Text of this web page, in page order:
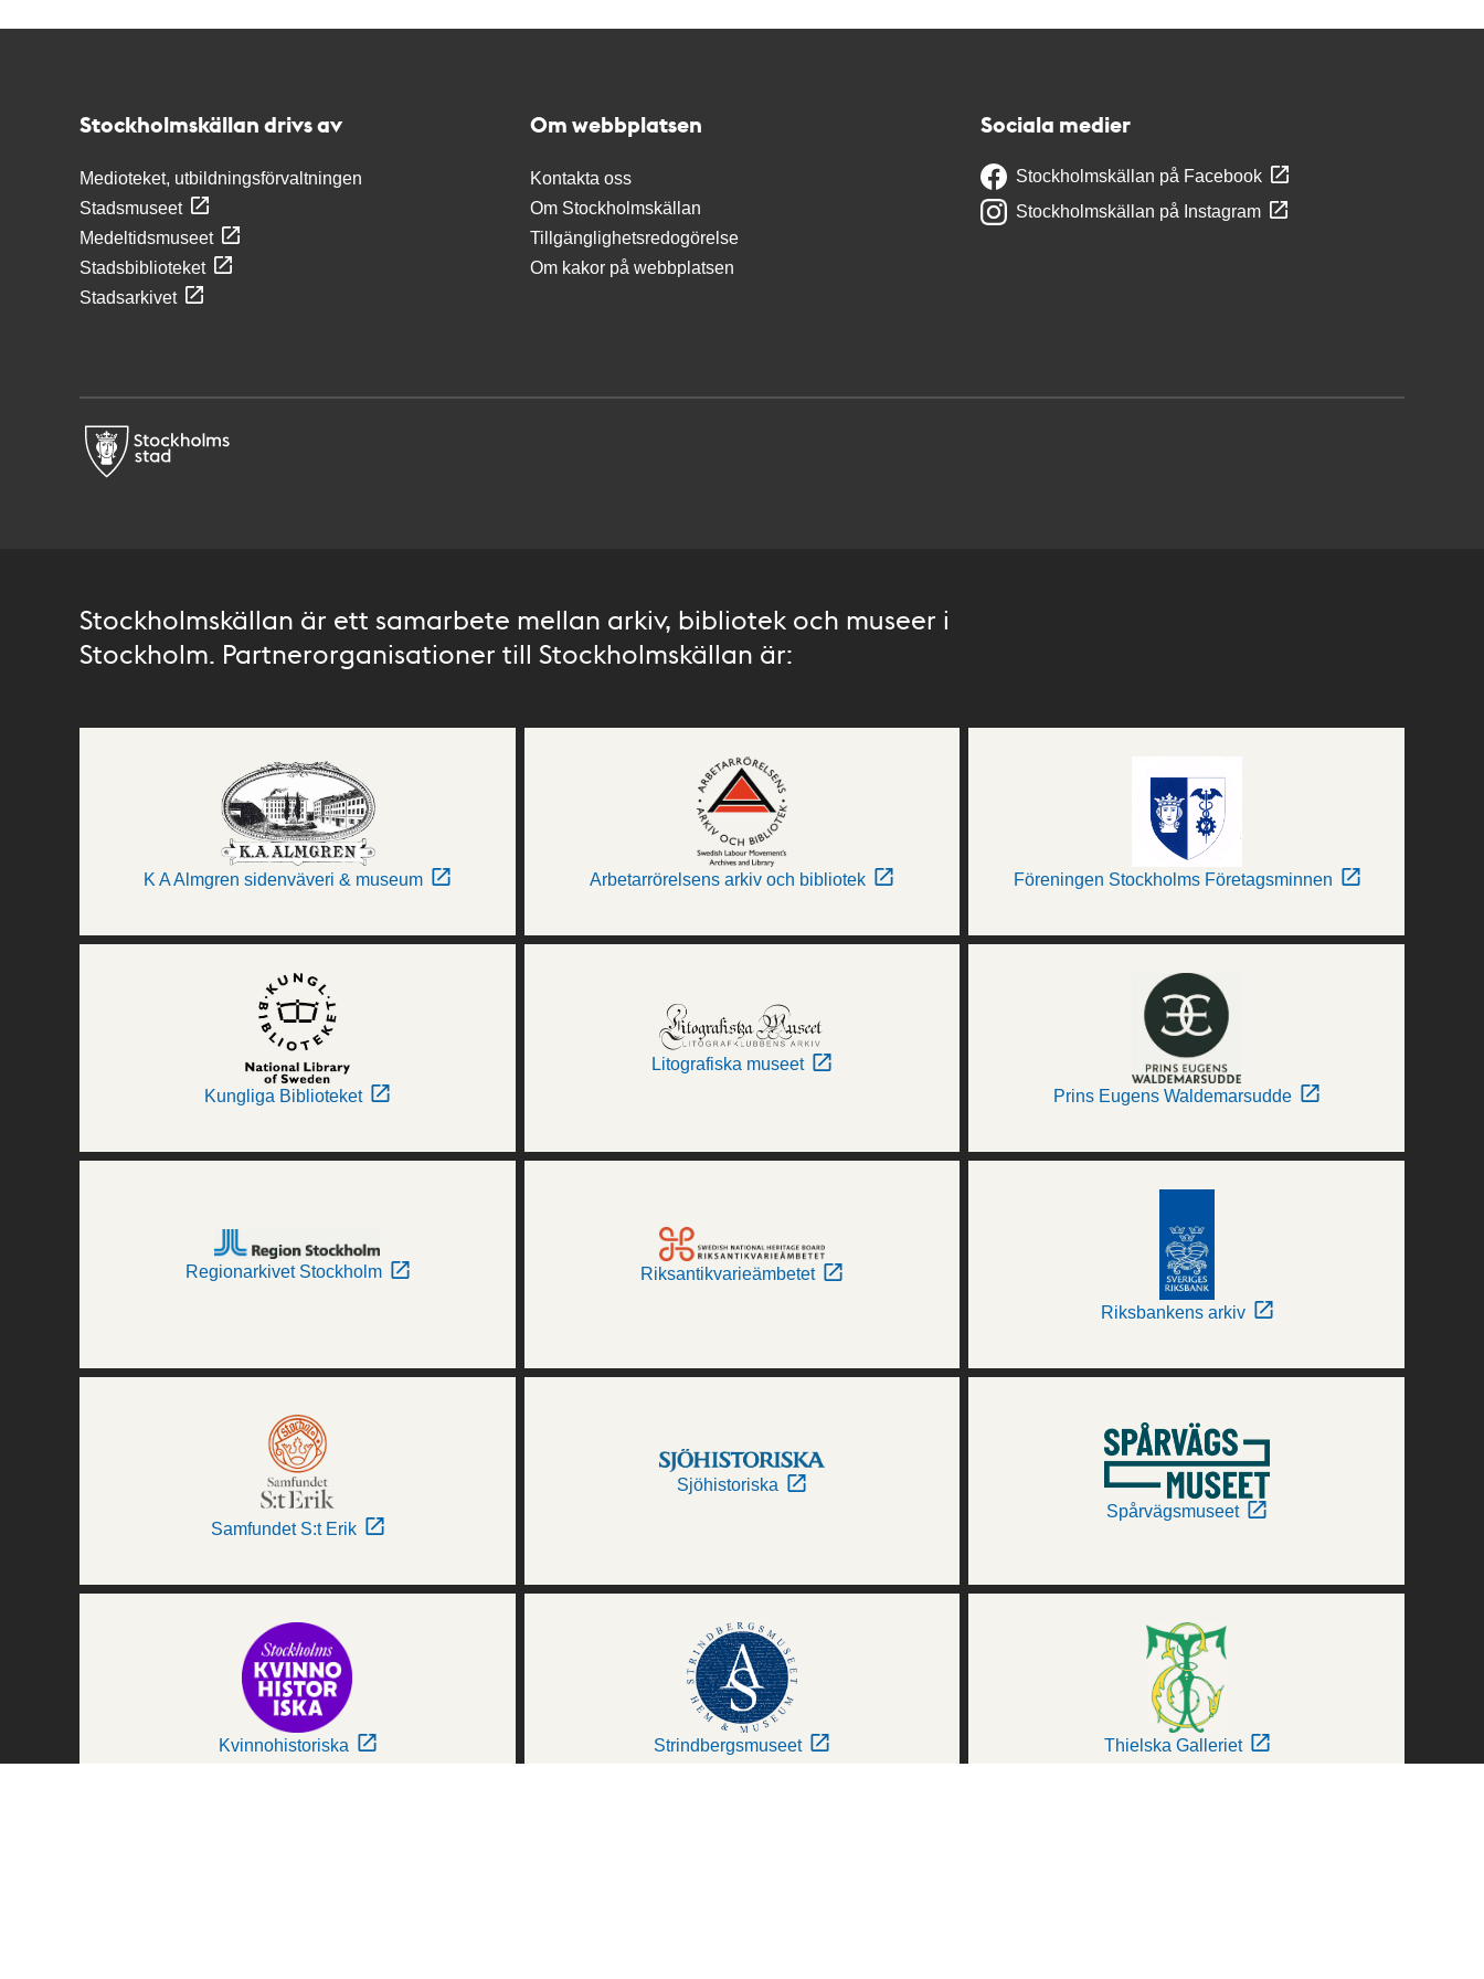
Stockholmskällan drivs av
Medioteket, utbildningsförvaltningen
Stadsmuseet
Medeltidsmuseet
Stadsbiblioteket
Stadsarkivet
Om webbplatsen
Kontakta oss
Om Stockholmskällan
Tillgänglighetsredogörelse
Om kakor på webbplatsen
Sociala medier
Stockholmskällan på Facebook
Stockholmskällan på Instagram
Stockholmskällan är ett samarbete mellan arkiv, bibliotek och museer i
Stockholm. Partnerorganisationer till Stockholmskällan är:
K A Almgren sidenväveri & museum Arbetarrörelsens arkiv och bibliotek Föreningen Stockholms Företagsminnen
Kungliga Biblioteket
Litografiska museet
Prins Eugens Waldemarsudde
Regionarkivet Stockholm Riksantikvarieämbetet
Riksbankens arkiv
Samfundet S:t Erik
Sjöhistoriska
Spårvägsmuseet
Kvinnohistoriska Strindbergsmuseet Thielska Galleriet